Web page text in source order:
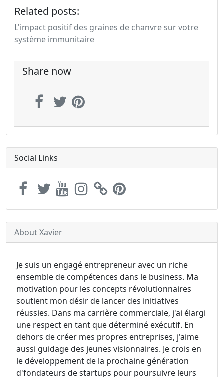
Related posts:
L'impact positif des graines de chanvre sur votre
système immunitaire
Share now
Social Links
About Xavier
Je suis un engagé entrepreneur avec un riche
ensemble de compétences dans le business. Ma
motivation pour les concepts révolutionnaires
soutient mon désir de lancer des initiatives
réussies. Dans ma carrière commerciale, j'ai élargi
une respect en tant que déterminé exécutif. En
dehors de créer mes propres entreprises, j'aime
aussi guidage des jeunes visionnaires. Je crois en
le développement de la prochaine génération
d'fondateurs de startups pour poursuivre leurs